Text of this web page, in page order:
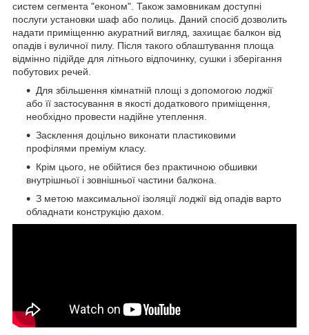
систем сегмента "економ". Також замовникам доступні
послуги установки шаф або полиць. Даний спосіб дозволить
надати приміщенню акуратний вигляд, захищає балкон від
опадів і вуличної пилу. Після такого облаштування площа
відмінно підійде для літнього відпочинку, сушки і зберігання
побутових речей.
Для збільшення кімнатній площі з допомогою лоджії
або її застосування в якості додаткового приміщення,
необхідно провести надійне утеплення.
Засклення доцільно виконати пластиковими
профілями преміум класу.
Крім цього, не обійтися без практичною обшивки
внутрішньої і зовнішньої частини балкона.
З метою максимальної ізоляції лоджії від опадів варто
обладнати конструкцію дахом.